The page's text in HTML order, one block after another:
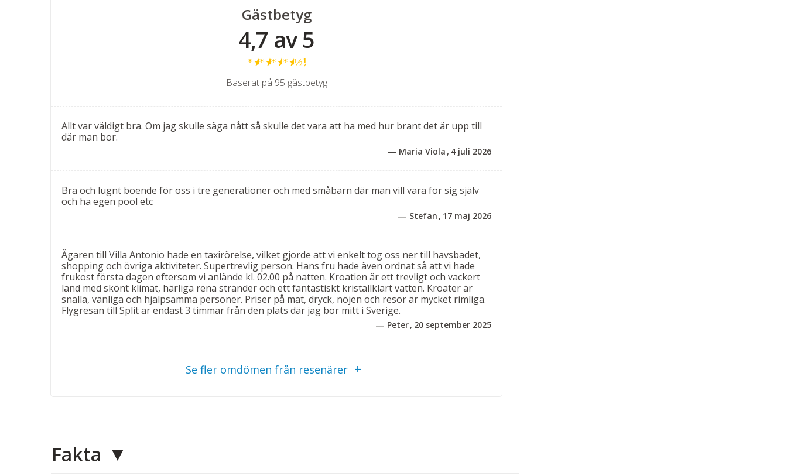
Uppvärmd utomhuspool, terrass med solstolar och grill
Båda husen har totalt tre sovrum, alla med dubbelsäng och privat badrum i direkt anslutning. På
övervåningen finns en rymlig balkong där du kan njuta av den fängslande havsutsikten.
Bottenvåningen har en öppen och luftig planlösning med ett stilrent, välutrustat kök, stor matplats
Koppla av i solstolen, ta ett dopp i poolen och avrunda dagen med en grillmiddag i solnedgången – en
Uppvärmd pool ( 2,5 x 8,5 m) 1,5 m djup.
handdukar. Parkering. Avresestädning ingår, men ingen städning utförs under vistelsen. Rökning ej
tillåtet.
Huset ligger på en höjd med en backe från stranden – belöningen är den vackra utsikten.
Observera: Bilderna är endast för referens. Villorna är identiska och skiljer sig endast i
inredningsdetaljer. I bokningsbekräftelsen framgår vilken villa som är reserverad.
Gästbetyg
4,7 av 5
★★★★ ½
Baserat på 95 gästbetyg
Allt var väldigt bra. Om jag skulle säga nått så skulle det vara att ha med hur brant det är upp till
där man bor.
Maria Viola 4 juli 2026
Bra och lugnt boende för oss i tre generationer och med småbarn där man vill vara för sig själv
och ha egen pool etc
Stefan 17 maj 2026
Ägaren till Villa Antonio hade en taxirörelse, vilket gjorde att vi enkelt tog oss ner till havsbadet,
shopping och övriga aktiviteter. Supertrevlig person. Hans fru hade även ordnat så att vi hade
frukost första dagen eftersom vi anlände kl. 02.00 på natten. Kroatien är ett trevligt och vackert
land med skönt klimat, härliga rena stränder och ett fantastiskt kristallklart vatten. Kroater är
snälla, vänliga och hjälpsamma personer. Priser på mat, dryck, nöjen och resor är mycket rimliga.
Flygresan till Split är endast 3 timmar från den plats där jag bor mitt i Sverige.
Peter 20 september 2025
Se fler omdömen från resenärer
Fakta